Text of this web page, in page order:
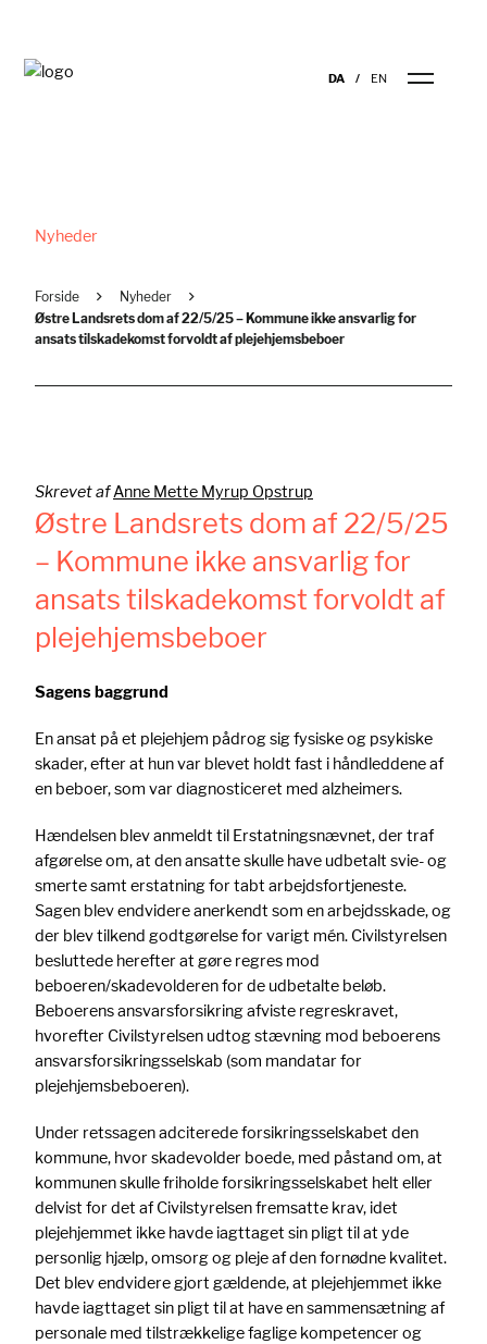
DA EN
Nyheder
Forside
Nyheder
Østre Landsrets dom af 22/5/25 – Kommune ikke ansvarlig for
ansats tilskadekomst forvoldt af plejehjemsbeboer
Skrevet afAnne Mette Myrup Opstrup
Østre Landsrets dom af 22/5/25
– Kommune ikke ansvarlig for
ansats tilskadekomst forvoldt af
plejehjemsbeboer
Sagens baggrund
En ansat på et plejehjem pådrog sig fysiske og psykiske
skader, efter at hun var blevet holdt fast i håndleddene af
en beboer, som var diagnosticeret med alzheimers.
Hændelsen blev anmeldt til Erstatningsnævnet, der traf
afgørelse om, at den ansatte skulle have udbetalt svie- og
smerte samt erstatning for tabt arbejdsfortjeneste.
Sagen blev endvidere anerkendt som en arbejdsskade, og
der blev tilkend godtgørelse for varigt mén. Civilstyrelsen
besluttede herefter at gøre regres mod
beboeren/skadevolderen for de udbetalte beløb.
Beboerens ansvarsforsikring afviste regreskravet,
hvorefter Civilstyrelsen udtog stævning mod beboerens
ansvarsforsikringsselskab (som mandatar for
plejehjemsbeboeren).
Under retssagen adciterede forsikringsselskabet den
kommune, hvor skadevolder boede, med påstand om, at
kommunen skulle friholde forsikringsselskabet helt eller
delvist for det af Civilstyrelsen fremsatte krav, idet
plejehjemmet ikke havde iagttaget sin pligt til at yde
personlig hjælp, omsorg og pleje af den fornødne kvalitet.
Det blev endvidere gjort gældende, at plejehjemmet ikke
havde iagttaget sin pligt til at have en sammensætning af
personale med tilstrækkelige faglige kompetencer og